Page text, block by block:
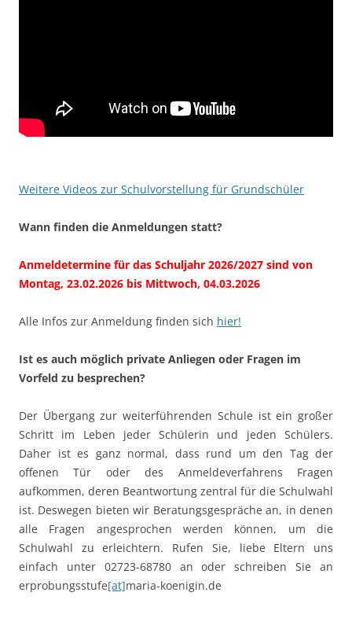
Weitere Videos zur Schulvorstellung für Grundschüler
Wann finden die Anmeldungen statt?
Anmeldetermine für das Schuljahr 2026/2027 sind von
Montag, 23.02.2026 bis Mittwoch, 04.03.2026
Alle Infos zur Anmeldung finden sich hier!
Ist es auch möglich private Anliegen oder Fragen im
Vorfeld zu besprechen?
Der Übergang zur weiterführenden Schule ist ein großer
Schritt im Leben jeder Schülerin und jeden Schülers.
Daher ist es ganz normal, dass rund um den Tag der
offenen Tür oder des Anmeldeverfahrens Fragen
aufkommen, deren Beantwortung zentral für die Schulwahl
ist. Deswegen bieten wir Beratungsgespräche an, in denen
alle Fragen angesprochen werden können, um die
Schulwahl zu erleichtern. Rufen Sie, liebe Eltern uns
einfach unter 02723-68780 an oder schreiben Sie an
erprobungsstufe[at]maria-koenigin.de